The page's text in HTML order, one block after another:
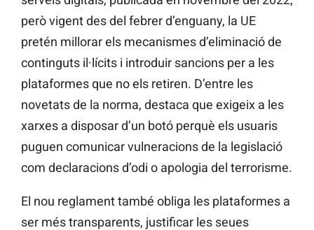
però vigent des del febrer d’enguany, la UE
pretén millorar els mecanismes d’eliminació de
continguts il·lícits i introduir sancions per a les
plataformes que no els retiren. D’entre les
novetats de la norma, destaca que exigeix a les
xarxes a disposar d’un botó perquè els usuaris
puguen comunicar vulneracions de la legislació
com declaracions d’odi o apologia del terrorisme.
El nou reglament també obliga les plataformes a
ser més transparents, justificar les seues